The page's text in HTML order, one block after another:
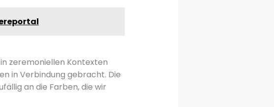
zeremoniellen Kontexten
in Verbindung gebracht. Die
an die Farben, die wir